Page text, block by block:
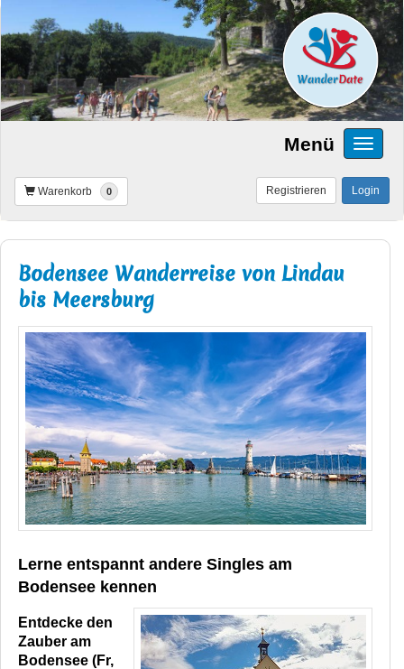
Menü
Warenkorb 0 Login
Registrieren
Bodensee Wanderreise von Lindau
bis Meersburg
Lerne entspannt andere Singles am
Bodensee kennen
Entdecke den
Zauber am
Bodensee (Fr,